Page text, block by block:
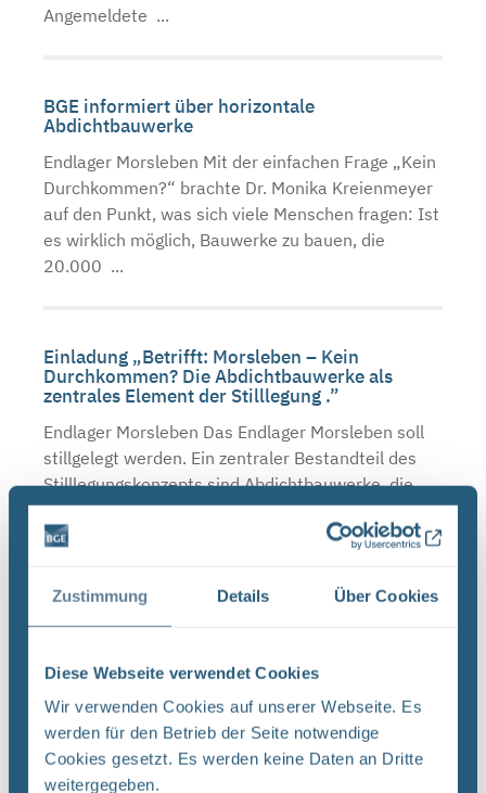
Zustimmung Details Über Cookies
Diese Webseite verwendet Cookies
Wir verwenden Cookies auf unserer Webseite. Es
werden für den Betrieb der Seite notwendige
Cookies gesetzt. Es werden keine Daten an Dritte
weitergegeben.
Angemeldete ...
BGE informiert über horizontale
Abdichtbauwerke
Endlager Morsleben Mit der einfachen Frage „Kein
Durchkommen?“ brachte Dr. Monika Kreienmeyer
auf den Punkt, was sich viele Menschen fragen: Ist
es wirklich möglich, Bauwerke zu bauen, die
20.000 ...
Einladung „Betrifft: Morsleben – Kein
Durchkommen? Die Abdichtbauwerke als
zentrales Element der Stilllegung .”
Endlager Morsleben Das Endlager Morsleben soll
stillgelegt werden. Ein zentraler Bestandteil des
Stilllegungskonzepts sind Abdichtbauwerke, die
vorrangig im Bereich der Einlagerungskammern
errichtet ...
Wissen zum Feierabend in Morsleben
Endlager Morsleben Die Infostelle Morsleben
Salzigen Tour über und unter Tage vielfältige
Angebote mit besonderen Themenschwerpunkten
an.